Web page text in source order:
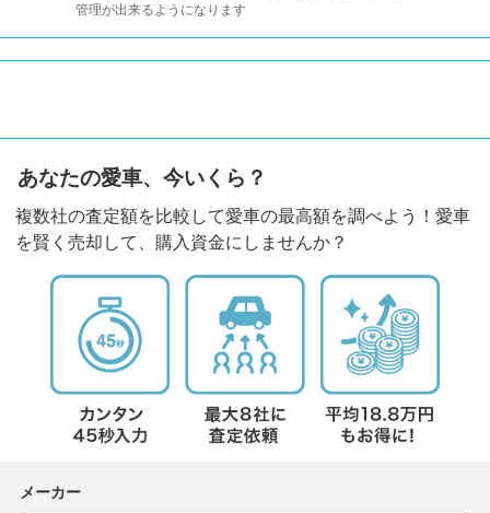
管理が出来るようになります
あなたの愛車、今いくら？
複数社の査定額を比較して愛車の最高額を調べよう！愛車
を賢く売却して、購入資金にしませんか？
メーカー